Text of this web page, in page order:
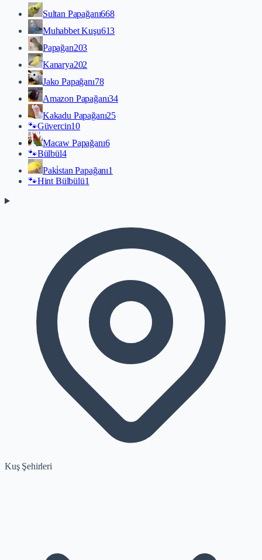
Sultan Papağanı668
Muhabbet Kuşu613
Papağan203
Kanarya202
Jako Papağanı78
Amazon Papağanı34
Kakadu Papağanı25
🐾Güvercin10
Macaw Papağanı6
🐾Bülbül4
Paki̇stan Papağanı1
🐾Hint Bülbülü1
Kuş Şehirleri